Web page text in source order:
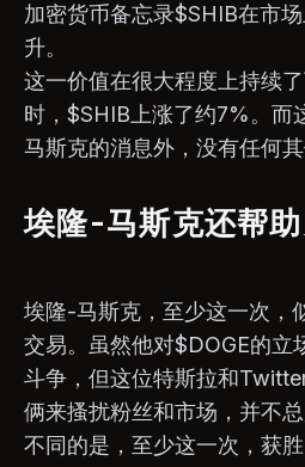
加密货币备忘录$SHIB在市
升。
这一价值在很大程度上持续
时，$SHIB上涨了约7%。而
马斯克的消息外，没有任何其
埃隆-马斯克还帮
埃隆-马斯克，至少这一次，
交易。虽然他对$DOGE的立
斗争，但这位特斯拉和
俩来搔扰粉丝和市场，并不总
不同的是，至少这一次，获